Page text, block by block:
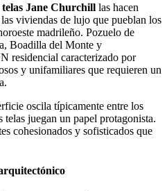
telas Jane Churchill las hacen
viviendas de lujo que pueblan los
madrileño. Pozuelo de
Boadilla del Monte y
residencial caracterizado por
y unifamiliares que requieren un
oscila típicamente entre los
telas juegan un papel protagonista.
cohesionados y sofisticados que